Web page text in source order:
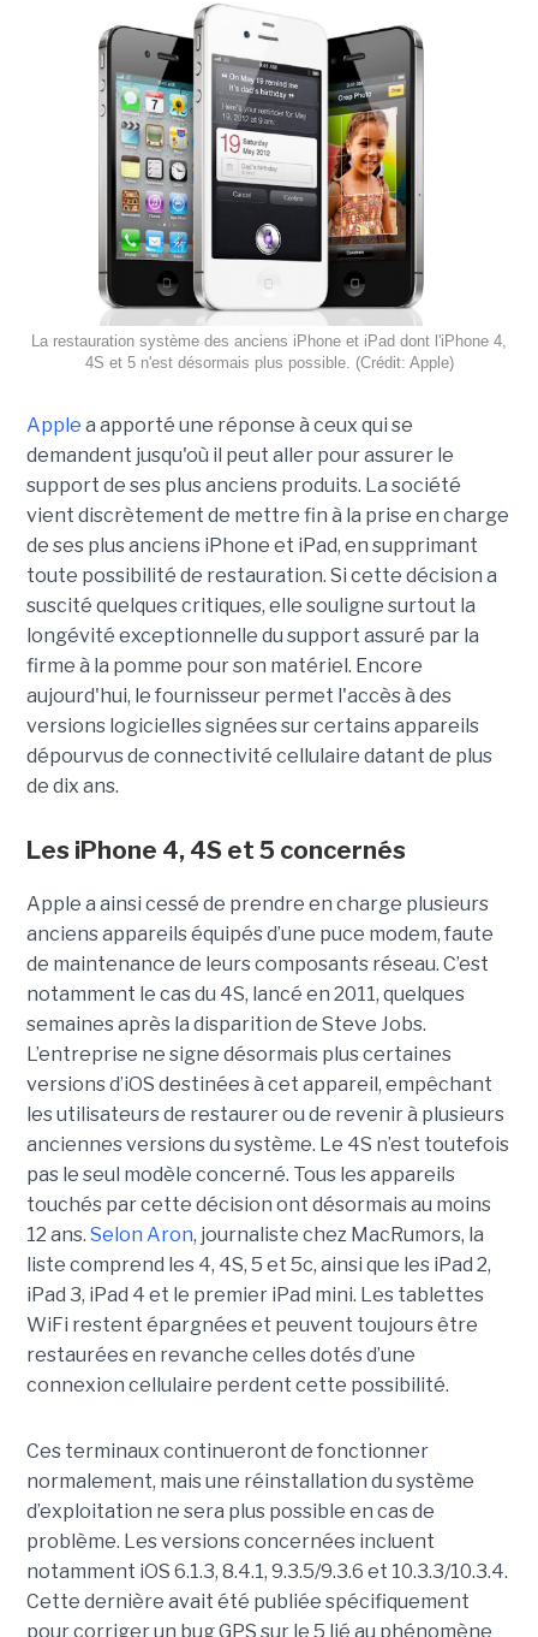
La restauration système des anciens iPhone et iPad dont l'iPhone 4,
4S et 5 n'est désormais plus possible. (Crédit: Apple)
Apple a apporté une réponse à ceux qui se
demandent jusqu'où il peut aller pour assurer le
support de ses plus anciens produits. La société
vient discrètement de mettre fin à la prise en charge
de ses plus anciens iPhone et iPad, en supprimant
toute possibilité de restauration. Si cette décision a
suscité quelques critiques, elle souligne surtout la
longévité exceptionnelle du support assuré par la
firme à la pomme pour son matériel. Encore
aujourd'hui, le fournisseur permet l'accès à des
versions logicielles signées sur certains appareils
dépourvus de connectivité cellulaire datant de plus
de dix ans.
Les iPhone 4, 4S et 5 concernés
Apple a ainsi cessé de prendre en charge plusieurs
anciens appareils équipés d’une puce modem, faute
de maintenance de leurs composants réseau. C’est
notamment le cas du 4S, lancé en 2011, quelques
semaines après la disparition de Steve Jobs.
L’entreprise ne signe désormais plus certaines
versions d’iOS destinées à cet appareil, empêchant
les utilisateurs de restaurer ou de revenir à plusieurs
anciennes versions du système. Le 4S n’est toutefois
pas le seul modèle concerné. Tous les appareils
touchés par cette décision ont désormais au moins
12 ans. Selon Aron, journaliste chez MacRumors, la
liste comprend les 4, 4S, 5 et 5c, ainsi que les iPad 2,
iPad 3, iPad 4 et le premier iPad mini. Les tablettes
WiFi restent épargnées et peuvent toujours être
restaurées en revanche celles dotés d’une
connexion cellulaire perdent cette possibilité.
Ces terminaux continueront de fonctionner
normalement, mais une réinstallation du système
d’exploitation ne sera plus possible en cas de
problème. Les versions concernées incluent
notamment iOS 6.1.3, 8.4.1, 9.3.5/9.3.6 et 10.3.3/10.3.4.
Cette dernière avait été publiée spécifiquement
pour corriger un bug GPS sur le 5 lié au phénomène